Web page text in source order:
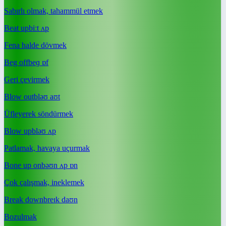
Sabırlı olmak, tahammül etmek
Beat upbiːt ʌp
Fena halde dövmek
Beg offbeɡ ɒf
Geri çevirmek
Blow outbləʊ aʊt
Üfleyerek söndürmek
Blow upbləʊ ʌp
Patlamak, havaya uçurmak
Bone up onbəʊn ʌp ɒn
Çok çalışmak, ineklemek
Break downbreɪk daʊn
Bozulmak